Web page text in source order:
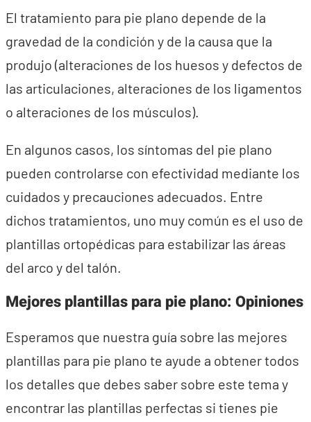
El tratamiento para pie plano depende de la
gravedad de la condición y de la causa que la
produjo (alteraciones de los huesos y defectos de
las articulaciones, alteraciones de los ligamentos
o alteraciones de los músculos).
En algunos casos, los síntomas del pie plano
pueden controlarse con efectividad mediante los
cuidados y precauciones adecuados. Entre
dichos tratamientos, uno muy común es el uso de
plantillas ortopédicas para estabilizar las áreas
del arco y del talón.
Mejores plantillas para pie plano: Opiniones
Esperamos que nuestra guía sobre las mejores
plantillas para pie plano te ayude a obtener todos
los detalles que debes saber sobre este tema y
encontrar las plantillas perfectas si tienes pie